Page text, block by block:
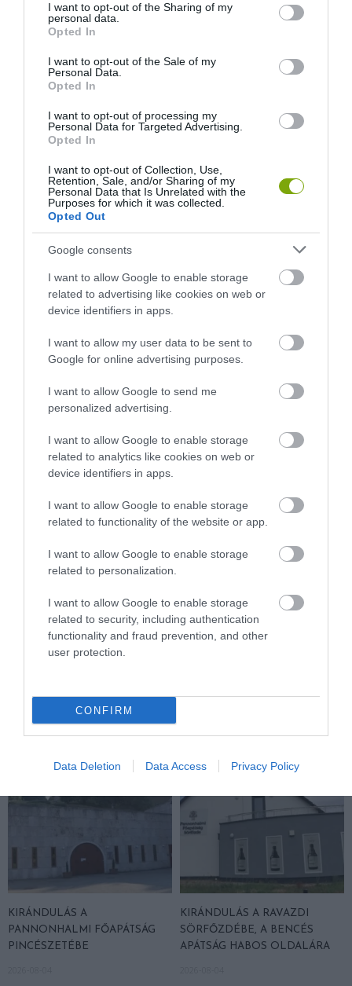
not limited to your visit or usage behaviour. You may click to
grant or deny consent to Google and its third-party tags to
use your data for below specified purposes in below Google
consent section.
I want to opt-out of the Sharing of my
personal data.
Opted In
I want to opt-out of the Sale of my
Personal Data.
Opted In
I want to opt-out of processing my
Personal Data for Targeted Advertising.
Opted In
I want to opt-out of Collection, Use,
Retention, Sale, and/or Sharing of my
Personal Data that Is Unrelated with the
Purposes for which it was collected.
Opted Out
Google consents
I want to allow Google to enable storage
related to advertising like cookies on web or
device identifiers in apps.
I want to allow my user data to be sent to
Google for online advertising purposes.
I want to allow Google to send me
personalized advertising.
I want to allow Google to enable storage
related to analytics like cookies on web or
device identifiers in apps.
I want to allow Google to enable storage
related to functionality of the website or app.
I want to allow Google to enable storage
related to personalization.
I want to allow Google to enable storage
related to security, including authentication
functionality and fraud prevention, and other
user protection.
CONFIRM
Data Deletion Data Access Privacy Policy
MINIFÁRAÓKAT FARAG A GRAFITCERUZÁK HEGYÉBE EGY
HASONLÓ ÉRDEKESSÉGEK
SZÍNES HALAKBÓL ÁLL: MOST
500 EDDIG ISMERETLEN
2026-08-06
PANNONHALMI
KIRÁNDULÁS PANNONHALMA
KÖRNYÉKÉN: TERMÉSZET,
KIRÁNDULÁS A
KIRÁNDULÁS A
PANNONHALMI FŐAPÁTSÁG
PINCÉSZETÉBE
KIRÁNDULÁS A RAVAZDI
SÖRFŐZDÉBE, A BENCÉS
APÁTSÁG HABOS OLDALÁRA